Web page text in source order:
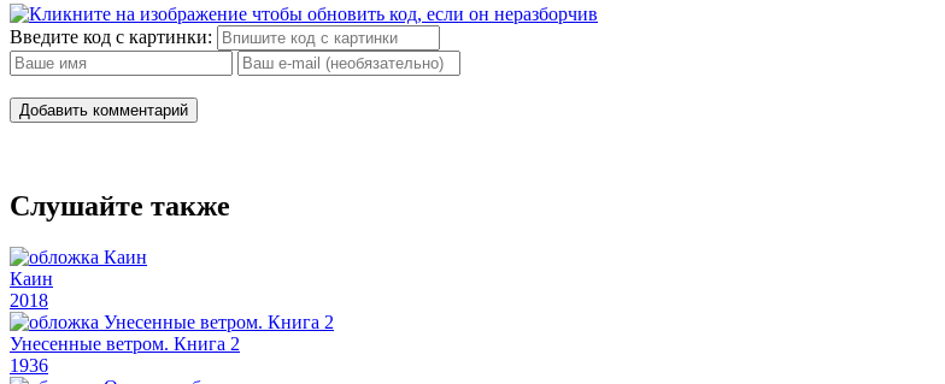
Введите код с картинки:
Добавить комментарий
Слушайте также
Каин
2018
Унесенные ветром. Книга 2
1936